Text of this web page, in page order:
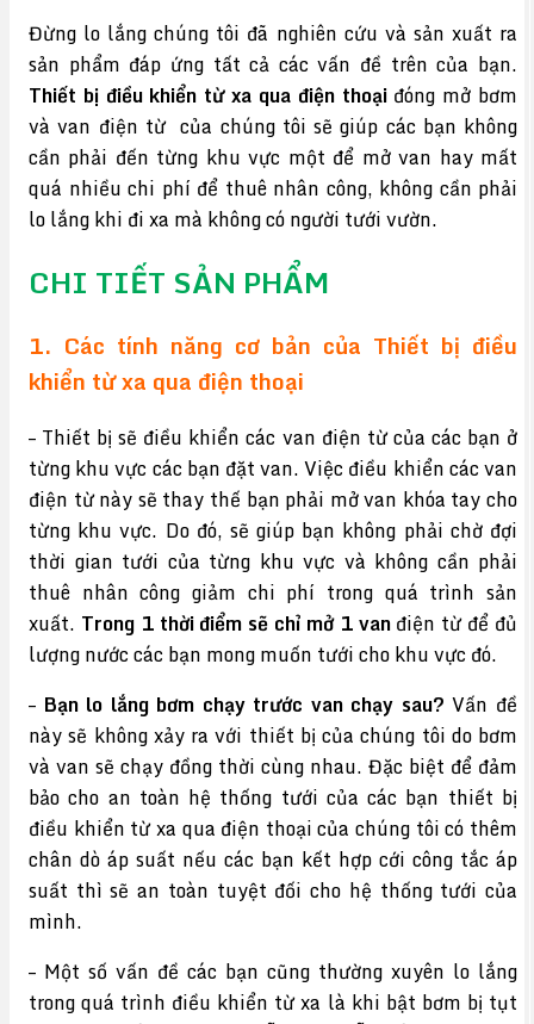
Đừng lo lắng chúng tôi đã nghiên cứu và sản xuất ra
sản phẩm đáp ứng tất cả các vấn đề trên của bạn.
Thiết bị điều khiển từ xa qua điện thoạiđóng mở bơm
và van điện từ của chúng tôi sẽ giúp các bạn không
cần phải đến từng khu vực một để mở van hay mất
quá nhiều chi phí để thuê nhân công, không cần phải
lo lắng khi đi xa mà không có người tưới vườn.
CHI TIẾT SẢN PHẨM
1. Các tính năng cơ bản của Thiết bị điều
khiển từ xa qua điện thoại
– Thiết bị sẽ điều khiển các van điện từ của các bạn ở
từng khu vực các bạn đặt van. Việc điều khiển các van
điện từ này sẽ thay thế bạn phải mở van khóa tay cho
từng khu vực. Do đó, sẽ giúp bạn không phải chờ đợi
thời gian tưới của từng khu vực và không cần phải
thuê nhân công giảm chi phí trong quá trình sản
xuất. Trong 1 thời điểm sẽ chỉ mở 1 vanđiện từ để đủ
lượng nước các bạn mong muốn tưới cho khu vực đó.
– Bạn lo lắng bơm chạy trước van chạy sau? Vấn đề
này sẽ không xảy ra với thiết bị của chúng tôi do bơm
và van sẽ chạy đồng thời cùng nhau. Đặc biệt để đảm
bảo cho an toàn hệ thống tưới của các bạn thiết bị
điều khiển từ xa qua điện thoại của chúng tôi có thêm
chân dò áp suất nếu các bạn kết hợp cới công tắc áp
suất thì sẽ an toàn tuyệt đối cho hệ thống tưới của
mình.
– Một số vấn đề các bạn cũng thường xuyên lo lắng
trong quá trình điều khiển từ xa là khi bật bơm bị tụt